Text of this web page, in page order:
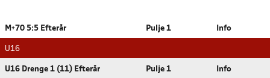
M+70 5:5 Efterår Pulje 1 Info
U16
U16 Drenge 1 (11) Efterår Pulje 1 Info